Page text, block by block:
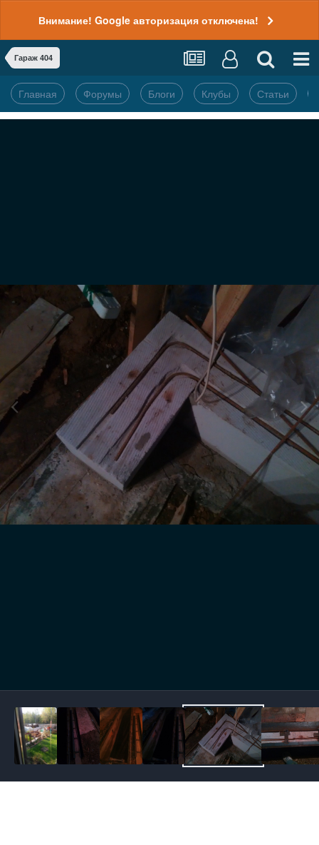
Внимание! Google авторизация отключена!
Гараж 404
Главная Форумы Блоги Клубы Статьи